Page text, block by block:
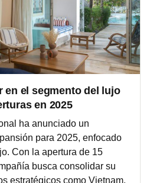
en el segmento del lujo
en 2025
ha anunciado un
para 2025, enfocado
Con la apertura de 15
busca consolidar su
estratégicos como Vietnam,